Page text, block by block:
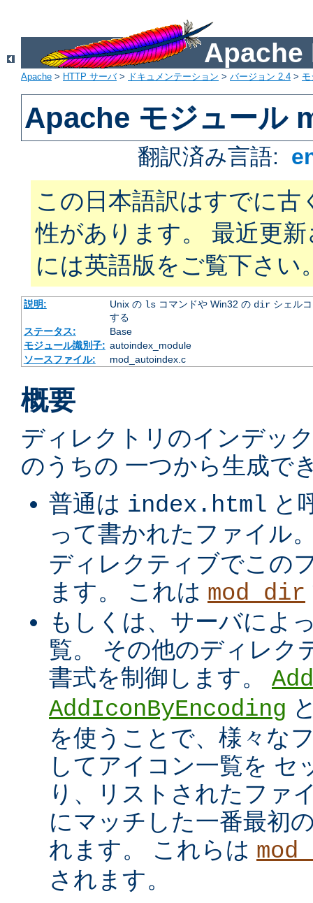
Apache
Apache > HTTP サーバ> ドキュメンテーション > バージョン 2.4 >
Apache モジュール
翻訳済み言語:
この日本語訳はすでに古
性があります。 最近更
には英語版をご覧下さい
説明: Unix の lsコマンドや Win32 の dirシェルコ
する
ステータス:
Base
モジュール識別子: autoindex_module
ソースファイル:
mod_autoindex.c
概要
ディレクトリのインデッ
のうちの 一つから生成で
普通は index.html と
って書かれたファイル
ディレクティブでこの
ます。 これは mod_dir
もしくは、サーバによ
覧。 その他のディレク
書式を制御します。
AddIconByEncoding
を使うことで、様々な
してアイコン一覧を セ
り、リストされたファ
にマッチした一番最初
れます。 これらは
されます。